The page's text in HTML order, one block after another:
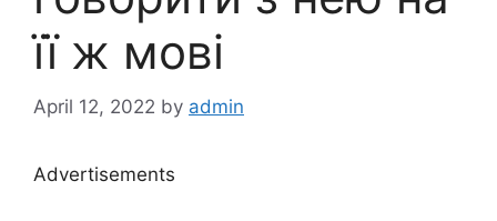
її ж мові
April 12, 2022 by admin
Advertisements